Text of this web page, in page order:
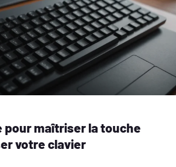
pour maîtriser la touche
votre clavier